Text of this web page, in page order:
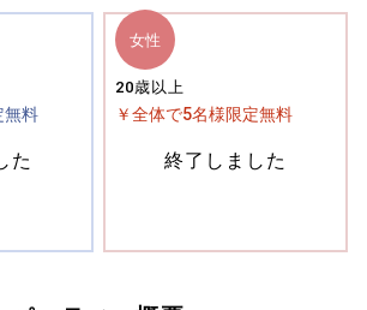
無料
た
女性
20歳以上
￥全体で5名様限定無料
終了しました